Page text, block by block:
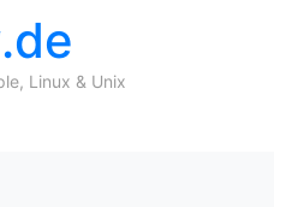
Linux & Unix